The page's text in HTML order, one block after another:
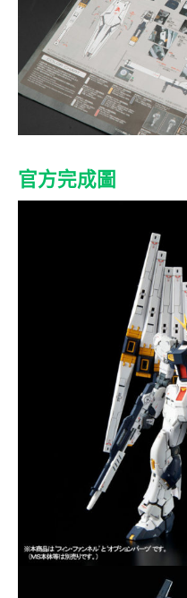
官方完成圖